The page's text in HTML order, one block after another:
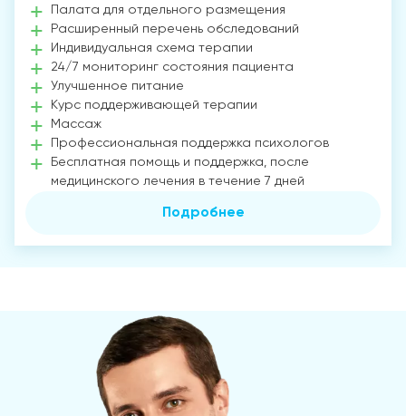
Палата для отдельного размещения
Расширенный перечень обследований
Индивидуальная схема терапии
24/7 мониторинг состояния пациента
Улучшенное питание
Курс поддерживающей терапии
Массаж
Профессиональная поддержка психологов
Бесплатная помощь и поддержка, после
медицинского лечения в течение 7 дней
Подробнее